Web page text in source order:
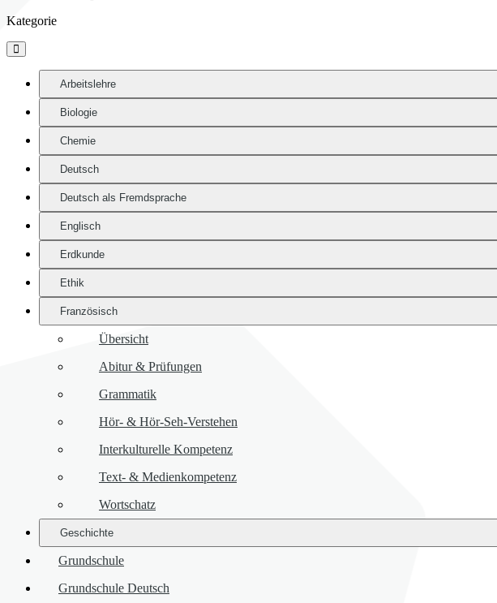
Kategorie

Arbeitslehre
Biologie
Chemie
Deutsch
Deutsch als Fremdsprache
Englisch
Erdkunde
Ethik
Französisch
Übersicht
Abitur & Prüfungen
Grammatik
Hör- & Hör-Seh-Verstehen
Interkulturelle Kompetenz
Text- & Medienkompetenz
Wortschatz
Geschichte
Grundschule
Grundschule Deutsch